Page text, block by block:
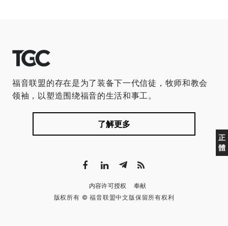
正
體
福音联盟的存在是为了装备下一代信徒，牧师和教会
领袖，以塑造围绕福音的生活和事工。
了解更多
内容许可授权
奉献
版权所有 © 福音联盟中文版保留所有权利